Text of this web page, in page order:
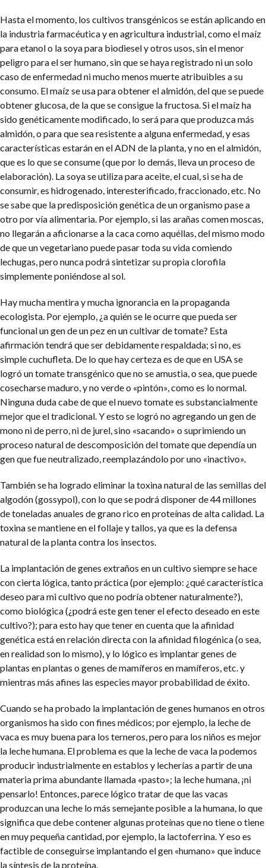
Hasta el momento, los cultivos transgénicos se están aplicando en
la industria farmacéutica y en agricultura industrial, como el maíz
para etanol o la soya para biodiesel y otros usos, sin el menor
peligro para el ser humano, sin que se haya registrado ni un solo
caso de enfermedad ni mucho menos muerte atribuibles a su
consumo. El maíz se usa para obtener el almidón, del que se puede
obtener glucosa, de la que se consigue la fructosa. Si el maíz ha
sido genéticamente modificado, lo será para que produzca más
almidón, o para que sea resistente a alguna enfermedad, y esas
características estarán en el ADN de la planta, y no en el almidón,
que es lo que se consume (que por lo demás, lleva un proceso de
elaboración). La soya se utiliza para aceite, el cual, si se ha de
consumir, es hidrogenado, interesterificado, fraccionado, etc. No
se sabe que la predisposición genética de un organismo pase a
otro por vía alimentaria. Por ejemplo, si las arañas comen moscas,
no llegarán a aficionarse a la caca como aquéllas, del mismo modo
de que un vegetariano puede pasar toda su vida comiendo
lechugas, pero nunca podrá sintetizar su propia clorofila
simplemente poniéndose al sol.
Hay mucha mentira y mucha ignorancia en la propaganda
ecologista. Por ejemplo, ¿a quién se le ocurre que pueda ser
funcional un gen de un pez en un cultivar de tomate? Esta
afirmación tendrá que ser debidamente respaldada; si no, es
simple cuchufleta. De lo que hay certeza es de que en USA se
logró un tomate transgénico que no se amustia, o sea, que puede
cosecharse maduro, y no verde o «pintón», como es lo normal.
Ninguna duda cabe de que el nuevo tomate es substancialmente
mejor que el tradicional. Y esto se logró no agregando un gen de
mono ni de perro, ni de jurel, sino «sacando» o suprimiendo un
proceso natural de descomposición del tomate que dependía un
gen que fue neutralizado, reemplazándolo por uno «inactivo».
También se ha logrado eliminar la toxina natural de las semillas del
algodón (gossypol), con lo que se podrá disponer de 44 millones
de toneladas anuales de grano rico en proteínas de alta calidad. La
toxina se mantiene en el follaje y tallos, ya que es la defensa
natural de la planta contra los insectos.
La implantación de genes extraños en un cultivo siempre se hace
con cierta lógica, tanto práctica (por ejemplo: ¿qué característica
deseo para mi cultivo que no podría obtener naturalmente?),
como biológica (¿podrá este gen tener el efecto deseado en este
cultivo?); para esto hay que tener en cuenta que la afinidad
genética está en relación directa con la afinidad filogénica (o sea,
en realidad son lo mismo), y lo lógico es implantar genes de
plantas en plantas o genes de mamíferos en mamíferos, etc. y
mientras más afines las especies mayor probabilidad de éxito.
Cuando se ha probado la implantación de genes humanos en otros
organismos ha sido con fines médicos; por ejemplo, la leche de
vaca es muy buena para los terneros, pero para los niños es mejor
la leche humana. El problema es que la leche de vaca la podemos
producir industrialmente en establos y lecherías a partir de una
materia prima abundante llamada «pasto»; la leche humana, ¡ni
pensarlo! Entonces, parece lógico tratar de que las vacas
produzcan una leche lo más semejante posible a la humana, lo que
significa que debe contener algunas proteínas que no tiene o tiene
en muy pequeña cantidad, por ejemplo, la lactoferrina. Y eso es
factible de conseguirse implantando el gen «humano» que induce
la síntesis de la proteína.